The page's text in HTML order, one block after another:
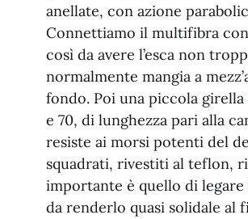
anellate, con azione
Connettiamo il multifibra
così da avere l’esca non
normalmente mangia a
fondo. Poi una piccola
e 70, di lunghezza pari alla
resiste ai morsi potenti del
squadrati, rivestiti al teflon,
importante è quello di
da renderlo quasi solidale al